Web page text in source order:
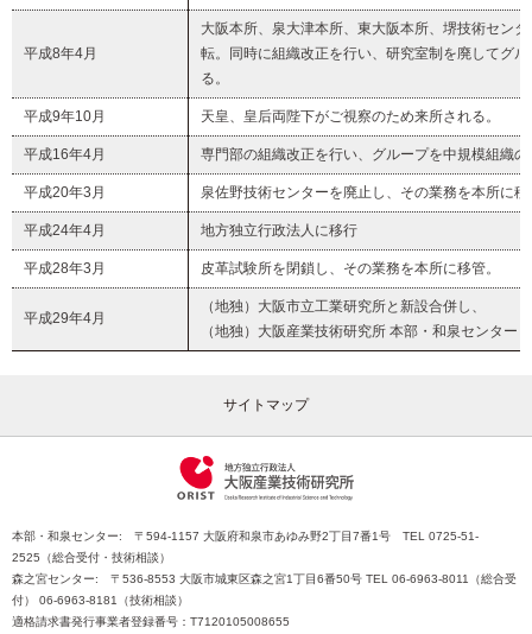
平成8年4月
大阪本所、泉大津本所、東大阪本所、堺技術セン
転。同時に組織改正を行い、研究室制を廃してグ
る。
平成9年10月 天皇、皇后両陛下がご視察のため来所される。
平成16年4月 専門部の組織改正を行い、グループを中規模組織
平成20年3月 泉佐野技術センターを廃止し、その業務を本所に移
平成24年4月 地方独立行政法人に移行
平成28年3月 皮革試験所を閉鎖し、その業務を本所に移管。
平成29年4月
（地独）大阪市立工業研究所と新設合併し、
（地独）大阪産業技術研究所 本部・和泉センター
サイトマップ
本部・和泉センター: 〒594-1157 大阪府和泉市あゆみ野2丁目7番1号 TEL 0725-51-
2525（総合受付・技術相談）
森之宮センター: 〒536-8553 大阪市城東区森之宮1丁目6番50号 TEL 06-6963-8011（総合受
付） 06-6963-8181（技術相談）
適格請求書発行事業者登録番号：T7120105008655